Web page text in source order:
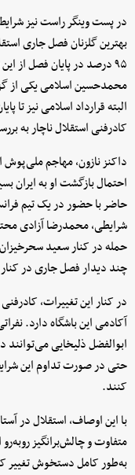
در پست وینگر راست نیز
بهترین گلزنان فصل جاری
۹۵ درصد در پایان فصل از
محمدحسین اسلامی یکی از
البته قرارداد اسلامی نیز
کادرفنی استقلال ناچار به
داکنز نازون، مهاجم ملی‌پوش
احتمال بازگشت او به ایران
حاضر با حضور در یک تیم
شرایطی، محمدرضا آزادی
حمله در کنار سعید
چند دیدار فصل جاری در کنار
در کنار این تغییرات،
آکادمی این باشگاه دارد.
ابوالفضل ذلیخایی می‌توانند
حتی در صورت تداوم این
کنند.
با این اوصاف، استقلال در
متفاوت و چالش‌برانگیز
به‌طور کامل دستخوش تغییر